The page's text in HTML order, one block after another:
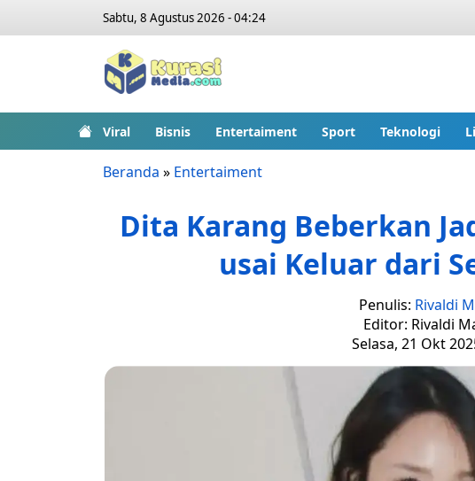
Sabtu, 8 Agustus 2026 - 04:24
Viral Bisnis Entertaiment Sport Teknologi
Beranda » Entertaiment
Dita Karang Beberkan
usai Keluar dari
Penulis: Rivaldi
Editor: Rivaldi
Selasa, 21 Okt